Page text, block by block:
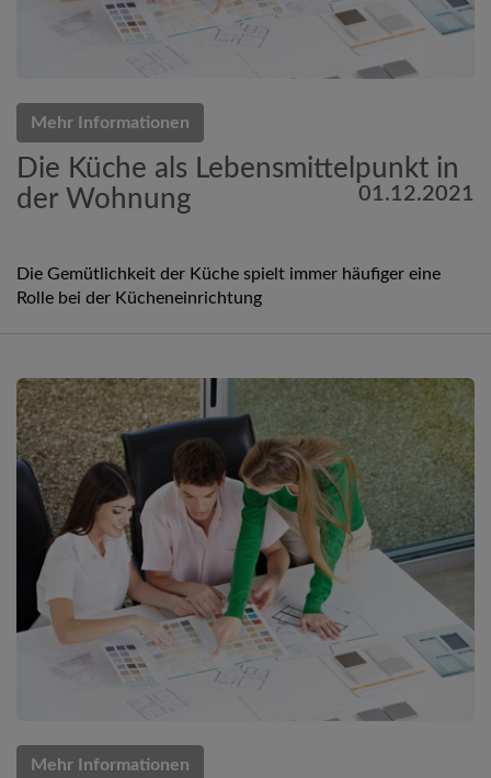
Mehr Informationen
Die Küche als Lebensmittelpunkt in
der Wohnung
01.12.2021
Die Gemütlichkeit der Küche spielt immer häufiger eine
Rolle bei der Kücheneinrichtung
Mehr Informationen